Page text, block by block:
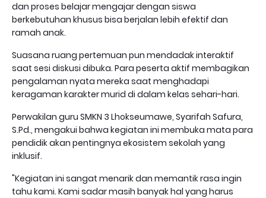
dan proses belajar mengajar dengan siswa
berkebutuhan khusus bisa berjalan lebih efektif dan
ramah anak.
Suasana ruang pertemuan pun mendadak interaktif
saat sesi diskusi dibuka. Para peserta aktif membagikan
pengalaman nyata mereka saat menghadapi
keragaman karakter murid di dalam kelas sehari-hari.
Perwakilan guru SMKN 3 Lhokseumawe, Syarifah Safura,
S.Pd., mengakui bahwa kegiatan ini membuka mata para
pendidik akan pentingnya ekosistem sekolah yang
inklusif.
"Kegiatan ini sangat menarik dan memantik rasa ingin
tahu kami. Kami sadar masih banyak hal yang harus